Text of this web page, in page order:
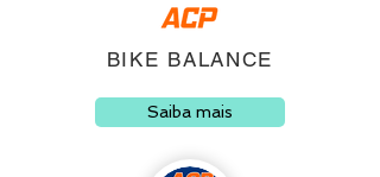
BIKE BALANCE
Saiba mais